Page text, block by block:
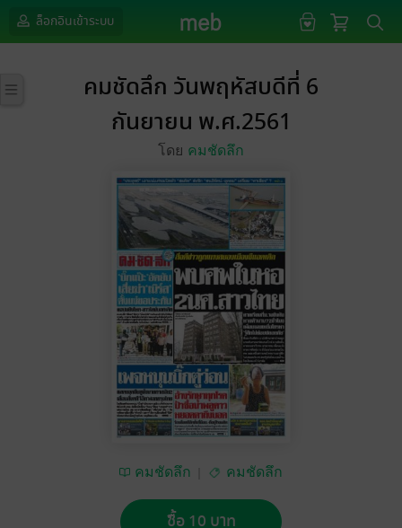
ล็อกอินเข้าระบบ
คมชัดลึก วันพฤหัสบดีที่ 6
กันยายน พ.ศ.2561
โดย คมชัดลึก
คมชัดลึก คมชัดลึก
ซื้อ 10 บาท